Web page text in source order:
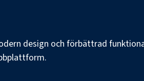
design och förbättrad